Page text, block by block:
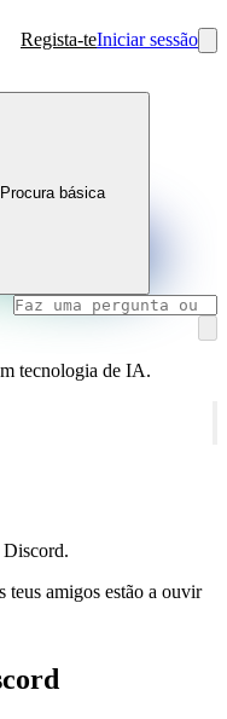
Regista-teIniciar sessão
Procura básica
tecnologia de IA.
Discord.
teus amigos estão a ouvir